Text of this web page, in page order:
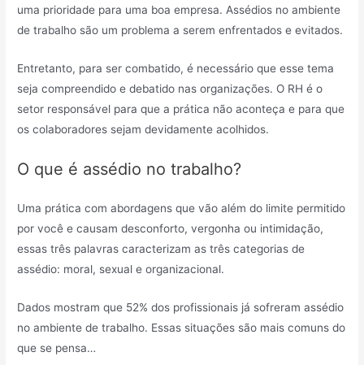
uma prioridade para uma boa empresa. Assédios no ambiente
de trabalho são um problema a serem enfrentados e evitados.
Entretanto, para ser combatido, é necessário que esse tema
seja compreendido e debatido nas organizações. O RH é o
setor responsável para que a prática não aconteça e para que
os colaboradores sejam devidamente acolhidos.
O que é assédio no trabalho?
Uma prática com abordagens que vão além do limite permitido
por você e causam desconforto, vergonha ou intimidação,
essas três palavras caracterizam as três categorias de
assédio: moral, sexual e organizacional.
Dados mostram que 52% dos profissionais já sofreram assédio
no ambiente de trabalho. Essas situações são mais comuns do
que se pensa…